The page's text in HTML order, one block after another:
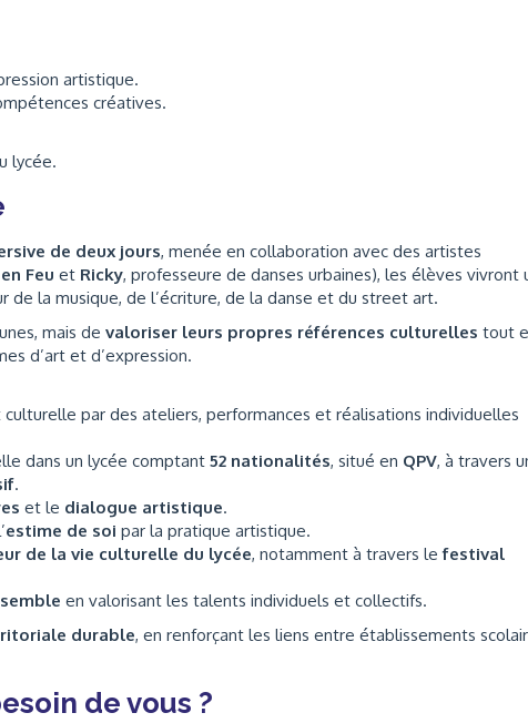
artistique.
créatives.
lycée.
de deux jours, menée en collaboration avec des artistes
Feu et Ricky, professeure de danses urbaines), les élèves vivront
de la musique, de l’écriture, de la danse et du street art.
mais de valoriser leurs propres références culturelles tout
d’art et d’expression.
par des ateliers, performances et réalisations individuelles
dans un lycée comptant 52 nationalités, situé en QPV, à travers
.
et le dialogue artistique.
estime de soi par la pratique artistique.
de la vie culturelle du lycée, notamment à travers lefestival
en valorisant les talents individuels et collectifs.
durable, en renforçant les liens entre établissements
de vous ?